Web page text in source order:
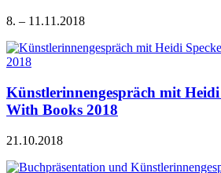
8. – 11.11.2018
Künstlerinnengespräch mit
With Books 2018
21.10.2018